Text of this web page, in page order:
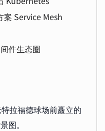
案 Service Mesh
件生态圈
拉福德球场前矗立的
图。